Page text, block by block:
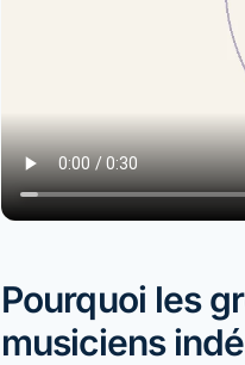
Pourquoi les
musiciens